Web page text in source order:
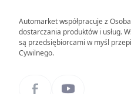
Automarket współpracuje z
dostarczania produktów i usług.
są przedsiębiorcami w myśl
Cywilnego.